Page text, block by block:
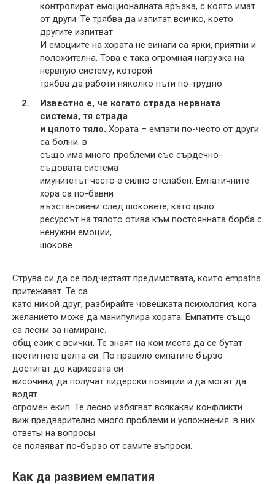
контролират емоционалната връзка, с която имат
от други. Те трябва да изпитат всичко, което
другите изпитват.
И емоциите на хората не винаги са ярки, приятни и
положителна. Това е така огромная нагрузка на
нервную систему, которой
трябва да работи няколко пъти по-трудно.
Известно е, че когато страда нервната
система, тя страда
и цялото тяло. Хората – емпати по-често от други
са болни. в
също има много проблеми със сърдечно-
съдовата система
имунитетът често е силно отслабен. Емпатичните
хора са по-бавни
възстановени след шоковете, като цяло
ресурсът на тялото отива към постоянната борба с
ненужни емоции,
шокове.
Струва си да се подчертаят предимствата, които empaths
притежават. Те са
като никой друг, разбирайте човешката психология, кога
желанието може да манипулира хората. Емпатите също
са лесни за намиране.
общ език с всички. Те знаят на кои места да се бутат
постигнете целта си. По правило емпатите бързо
достигат до кариерата си
височини, да получат лидерски позиции и да могат да
водят
огромен екип. Те лесно избягват всякакви конфликти
виж предварително много проблеми и усложнения. в них
ответы на вопросы
се появяват по-бързо от самите въпроси.
Как да развием емпатия